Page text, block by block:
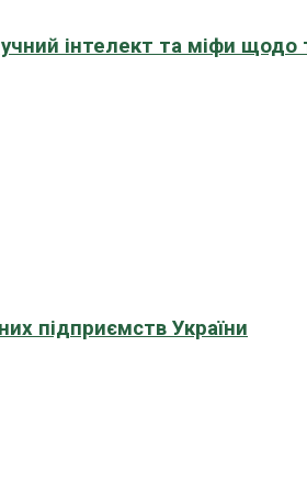
інтелект та міфи щодо
підприємств України